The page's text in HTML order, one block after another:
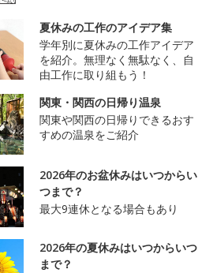
夏休みの工作のアイデア集
学年別に夏休みの工作アイデア
を紹介。無理なく無駄なく、自
由工作に取り組もう！
関東・関西の日帰り温泉
関東や関西の日帰りできるおす
すめの温泉をご紹介
2026年のお盆休みはいつからい
つまで？
最大9連休となる場合もあり
2026年の夏休みはいつからいつ
まで？